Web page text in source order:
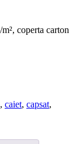
coperta carton
, caiet, capsat,